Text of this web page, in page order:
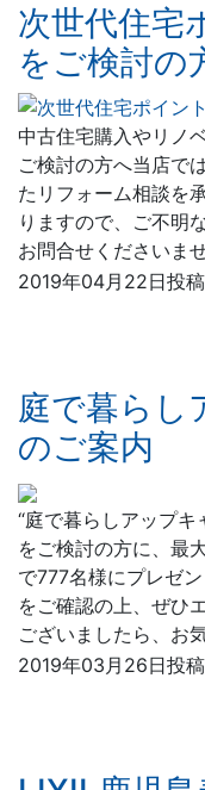
次世代住宅
をご検討の
中古住宅購入やリノ
ご検討の方へ当店で
たリフォーム相談を
りますので、ご不明
お問合せくださいま
2019年04月22日投稿
庭で暮らし
のご案内
“庭で暮らしアップ
をご検討の方に、最
で777名様にプレゼ
をご確認の上、ぜひ
ございましたら、お
2019年03月26日投稿